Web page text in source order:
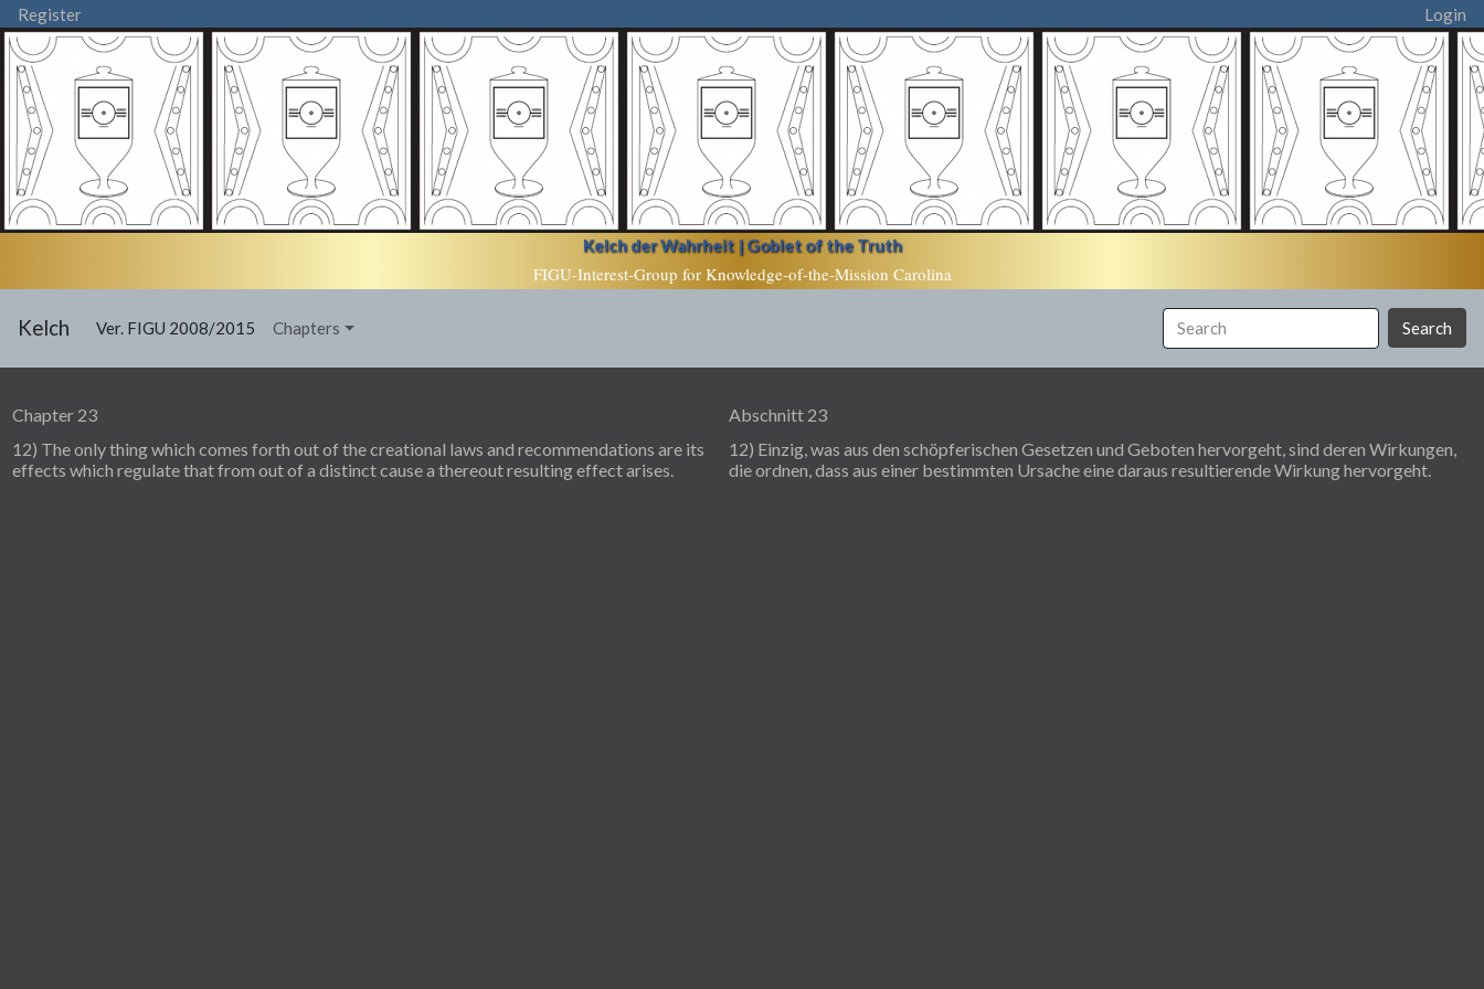
Register Login
Kelch der Wahrheit | Goblet of the Truth
FIGU-Interest-Group for Knowledge-of-the-Mission Carolina
Kelch Ver. FIGU 2008/2015 (current)
Chapters Search
Chapter 23
Abschnitt 23
12) The only thing which comes forth out of the creational laws and recommendations are its
effects which regulate that from out of a distinct cause a thereout resulting effect arises.
12) Einzig, was aus den schöpferischen Gesetzen und Geboten hervorgeht, sind deren Wirkungen,
die ordnen, dass aus einer bestimmten Ursache eine daraus resultierende Wirkung hervorgeht.